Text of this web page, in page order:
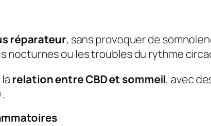
réparateur, sans provoquer de
nocturnes ou les troubles du rythme
relation entre CBD et sommeil, avec